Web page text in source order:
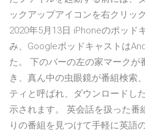
ックアップアイコンを右クリッ
2020年5月13日 iPhoneのポッド
み、Googleポッドキャストは
た。 下のバーの左の家マークが
き、真ん中の虫眼鏡が番組検索
ティと呼ばれ、ダウンロードし
示されます。 英会話を扱った番
りの番組を見つけて手軽に英語